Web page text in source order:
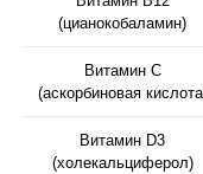
(цианокобаламин)
Витамин С
(аскорбиновая
Витамин D3
(холекальциферол)